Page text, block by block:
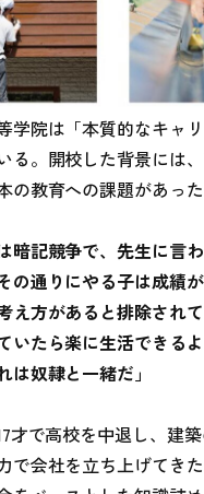
学院は「本質的なキャリ
る。開校した背景には
の教育への課題があった
暗記競争で、先生に言
の通りにやる子は成績が
え方があると排除され
いたら楽に生活できる
は奴隷と一緒だ」
才で高校を中退し、建
で会社を立ち上げてき